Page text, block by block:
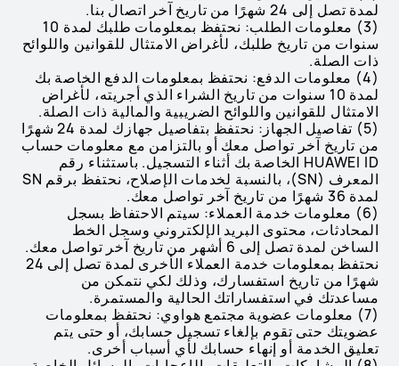
لمدة تصل إلى 24 شهرًا من تاريخ آخر اتصال بنا.
(3) معلومات الطلب: نحتفظ بمعلومات طلبك لمدة 10
سنوات من تاريخ طلبك، لأغراض الامتثال للقوانين واللوائح
ذات الصلة.
(4) معلومات الدفع: نحتفظ بمعلومات الدفع الخاصة بك
لمدة 10 سنوات من تاريخ الشراء الذي أجريته، لأغراض
الامتثال للقوانين واللوائح الضريبية والمالية ذات الصلة.
(5) تفاصيل الجهاز: نحتفظ بتفاصيل جهازك لمدة 24 شهرًا
من تاريخ آخر تواصل معك أو بالتزامن مع معلومات حساب
HUAWEI ID الخاصة بك أثناء التسجيل. باستثناء رقم
المعرف (SN)، بالنسبة لخدمات الإصلاح، نحتفظ برقم SN
لمدة 36 شهرًا من تاريخ آخر تواصل معك.
(6) معلومات خدمة العملاء: سيتم الاحتفاظ بسجل
المحادثات، محتوى البريد الإلكتروني وسجل الخط
الساخن لمدة تصل إلى 6 أشهر من تاريخ آخر تواصل معك.
نحتفظ بمعلومات خدمة العملاء الأخرى لمدة تصل إلى 24
شهرًا من تاريخ استفسارك، وذلك لكي نتمكن من
مساعدتك في استفساراتك الحالية والمستمرة.
(7) معلومات عضوية مجتمع هواوي: نحتفظ بمعلومات
عضويتك حتى تقوم بإلغاء تسجيل حسابك، أو حتى يتم
تعليق الخدمة أو إنهاء حسابك لأي أسباب أخرى.